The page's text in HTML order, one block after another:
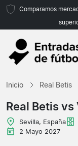
Comparamos
Inicio Real Betis
Real Betis
Sevilla, España
2 Mayo 2027